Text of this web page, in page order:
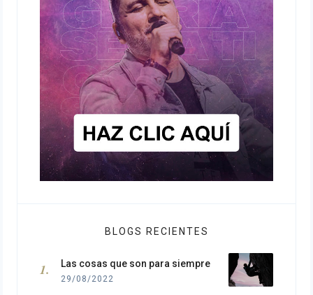
BLOGS RECIENTES
Las cosas que son para siempre
29/08/2022